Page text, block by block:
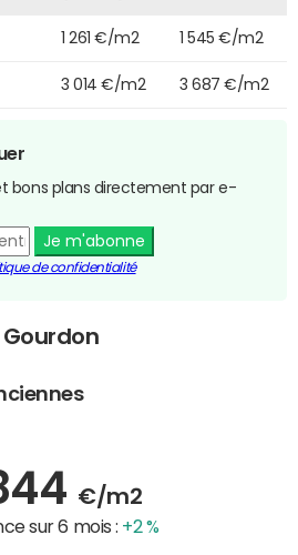
1 261 €/m2 1 545 €/m2
3 014 €/m2 3 687 €/m2
bons plans directement par e-
Je m'abonne
de confidentialité
Gourdon
€/m2
sur 6 mois : +2 %